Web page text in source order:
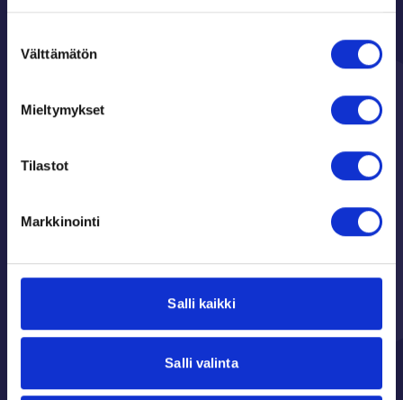
valinta
Välttämätön
Mieltymykset
Tilastot
Markkinointi
Salli kaikki
Salli valinta
Uusi Kuvasto
Yleiset kysymykset
Varainhankinta
Varainhankinta
Varainhankintaa-
Ota yhteyttä